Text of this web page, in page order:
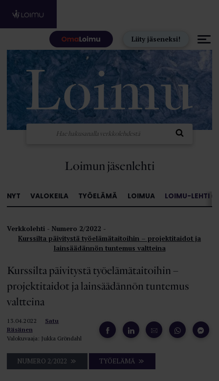
Liity jäseneksi!
Loimun jäsenlehti
NYT VALOKEILA TYÖELÄMÄ LOIMUA LOIMU-LEHTI »
Verkkolehti
Numero 2/2022
Kurssilta päivitystä työelämätaitoihin – projektitaidot ja
lainsäädännön tuntemus valtteina
Kurssilta päivitystä työelämätaitoihin –
projektitaidot ja lainsäädännön tuntemus
valtteina
13.04.2022
Satu
Räsänen
Valokuvaaja: Jukka Gröndahl
NUMERO 2/2022 TYÖELÄMÄ